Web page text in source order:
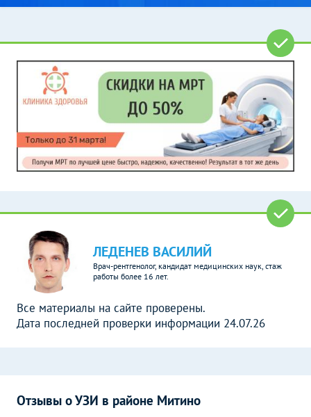
ЛЕДЕНЕВ ВАСИЛИЙ
Врач-рентгенолог, кандидат медицинских наук, стаж
работы более 16 лет.
Все материалы на сайте проверены.
Дата последней проверки информации 24.07.26
Отзывы о УЗИ в районе Митино